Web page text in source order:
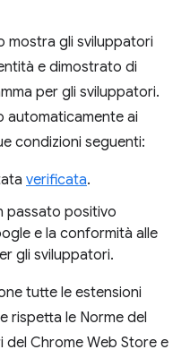
mostra gli sviluppatori
e dimostrato di
per gli sviluppatori.
automaticamente ai
condizioni seguenti:
verificata.
passato positivo
e la conformità alle
gli sviluppatori.
tutte le estensioni
rispetta le Norme del
Chrome Web Store e